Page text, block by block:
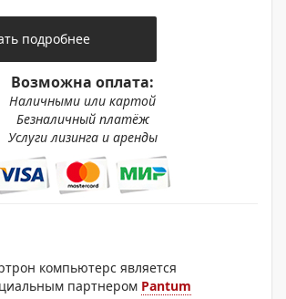
подробнее
Возможна оплата:
Наличными или картой
Безналичный платёж
Услуги лизинга и аренды
компьютерс является
партнером Pantum